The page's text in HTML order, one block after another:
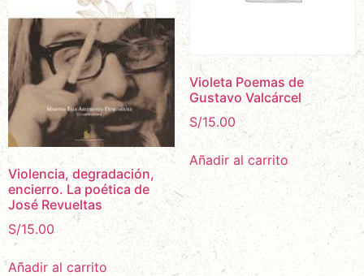
Violencia, degradación,
encierro. La poética de
José Revueltas
S/15.00
Añadir al carrito
Violeta Poemas de
Gustavo Valcárcel
S/15.00
Añadir al carrito